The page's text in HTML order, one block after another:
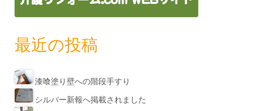
最近の投稿
漆喰塗り壁への階段手すり
シルバー新報へ掲載されました